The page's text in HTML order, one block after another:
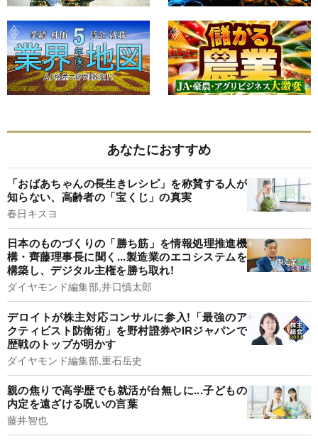
あなたにおすすめ
「おばあちゃんの長生きレシピ」を称賛する人が
知らない、高齢者の「宝くじ」の真実
春日キスヨ
日本のものづくりの「勝ち筋」を情報処理推進機
構・齊藤理事長に聞く...製造業のエコシステムを
構築し、デジタル主権を勝ち取れ!
ダイヤモンド編集部,井口慎太郎
デロイトが株主対応コンサルに参入!「最強のア
クティビスト防衛術」を野村證券やIRジャパンで
歴戦のトップが明かす
ダイヤモンド編集部,重石岳史
親の焦りで高学歴でも就活が台無しに...子どもの
内定を遠ざける呪いの言葉
藤井智也